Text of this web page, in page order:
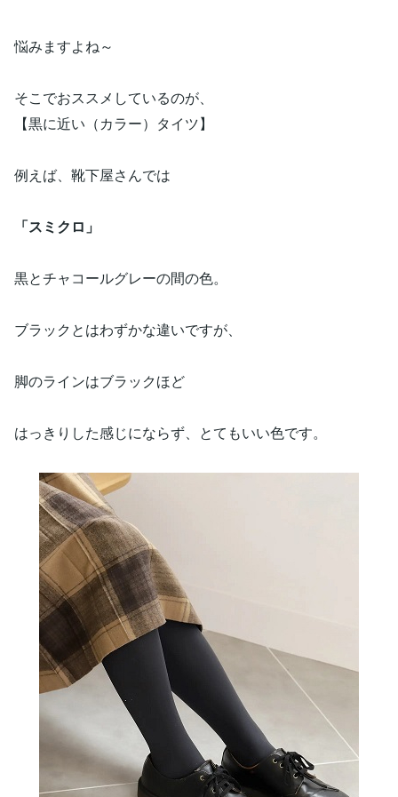
悩みますよね～
そこでおススメしているのが、
【黒に近い（カラー）タイツ】
例えば、靴下屋さんでは
「スミクロ」
黒とチャコールグレーの間の色。
ブラックとはわずかな違いですが、
脚のラインはブラックほど
はっきりした感じにならず、とてもいい色です。